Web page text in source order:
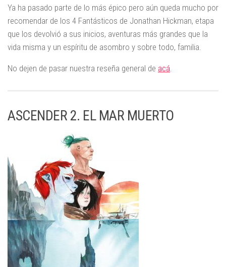
Ya ha pasado parte de lo más épico pero aún queda mucho por
recomendar de los 4 Fantásticos de Jonathan Hickman, etapa
que los devolvió a sus inicios, aventuras más grandes que la
vida misma y un espíritu de asombro y sobre todo, familia.
No dejen de pasar nuestra reseña general de acá.
ASCENDER 2. EL MAR MUERTO